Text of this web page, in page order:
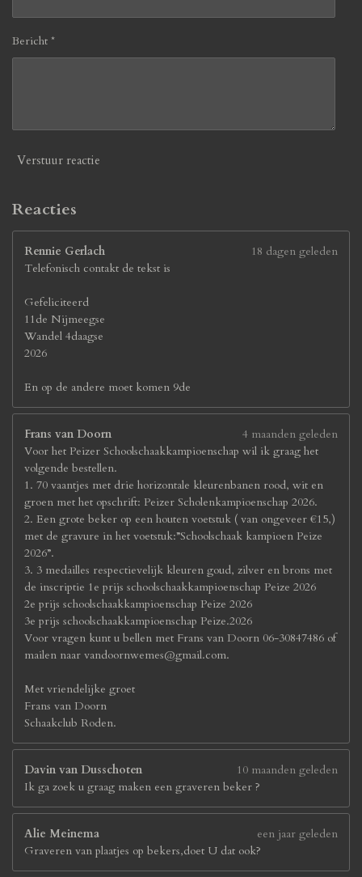
0
7
e
Bericht *
Verstuur reactie
Reacties
Rennie Gerlach
18 dagen geleden
Telefonisch contakt de tekst is
Gefeliciteerd
11de Nijmeegse
Wandel 4daagse
2026
En op de andere moet komen 9de
Frans van Doorn
4 maanden geleden
Voor het Peizer Schoolschaakkampioenschap wil ik graag het
volgende bestellen.
1. 70 vaantjes met drie horizontale kleurenbanen rood, wit en
groen met het opschrift: Peizer Scholenkampioenschap 2026.
2. Een grote beker op een houten voetstuk ( van ongeveer €15,)
met de gravure in het voetstuk:”Schoolschaak kampioen Peize
2026”.
3. 3 medailles respectievelijk kleuren goud, zilver en brons met
de inscriptie 1e prijs schoolschaakkampioenschap Peize 2026
2e prijs schoolschaakkampioenschap Peize 2026
3e prijs schoolschaakkampioenschap Peize.2026
Voor vragen kunt u bellen met Frans van Doorn 06-30847486 of
mailen naar vandoornwemes@gmail.com.
Met vriendelijke groet
Frans van Doorn
Schaakclub Roden.
Davin van Dusschoten
10 maanden geleden
Ik ga zoek u graag maken een graveren beker ?
Alie Meinema
een jaar geleden
Graveren van plaatjes op bekers,doet U dat ook?